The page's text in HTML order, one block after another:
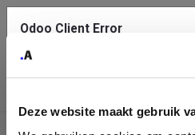
Deze website maakt gebruik
Odoo Client Error